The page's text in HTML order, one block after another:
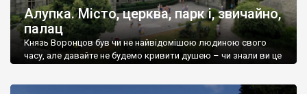
Алупка. Місто, церква, парк і, звичайно,
палац
Князь Воронцов був чи не найвідомішою людиною свого
часу, але давайте не будемо кривити душею – чи знали ви це